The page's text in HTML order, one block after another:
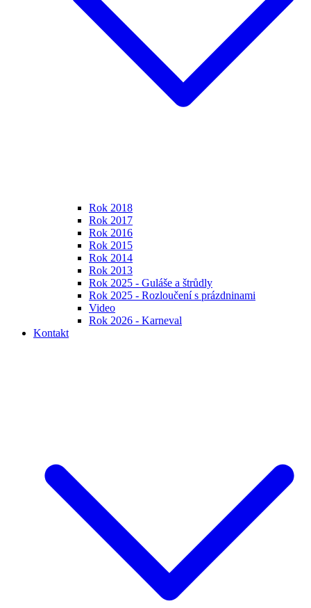
Rok 2018
Rok 2017
Rok 2016
Rok 2015
Rok 2014
Rok 2013
Rok 2025 - Guláše a štrůdly
Rok 2025 - Rozloučení s prázdninami
Video
Rok 2026 - Karneval
Kontakt